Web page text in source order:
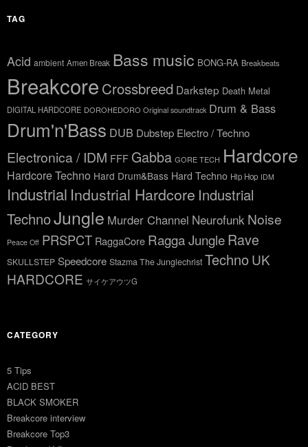
TAG
Acid ambient Amen Break Bass music BONG-RA Breakbeats
Breakcore Crossbreed Darkstep Death Metal
DIGITAL HARDCORE DOROHEDORO Original soundtrack Drum & Bass
Drum'n'Bass DUB Dubstep Electro / Techno
Electronica / IDM FFF Gabba GORE TECH Hardcore
Hardcore Techno Hard Drum&Bass Hard Techno Hip Hop IDM
Industrial Industrial Hardcore Industrial
TechnoJungle Murder Channel Neurofunk Noise
Peace Off PRSPCT RaggaCore Ragga JungleRave
SKULLSTEP Speedcore Stazma The Junglechrist TechnoUK
HARDCORE サイケアウツG
CATEGORY
5 Tips
ACID BEST
BLACK SMOKER
Breakcore interview
Breakcore Top3